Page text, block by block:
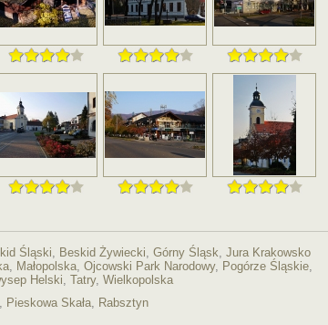
Śląski, Beskid Żywiecki, Górny Śląsk, Jura Krakowsko
, Małopolska, Ojcowski Park Narodowy, Pogórze Śląskie,
Helski, Tatry, Wielkopolska
, Pieskowa Skała, Rabsztyn